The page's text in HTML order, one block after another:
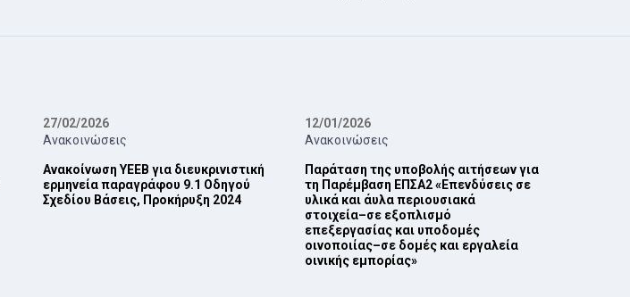
27/02/2026
Ανακοινώσεις
Ανακοίνωση ΥΕΕΒ για διευκρινιστική
ερμηνεία παραγράφου 9.1 Οδηγού
Σχεδίου Βάσεις, Προκήρυξη 2024‎
12/01/2026
Ανακοινώσεις
Παράταση της υποβολής αιτήσεων για
τη Παρέμβαση ΕΠ‎ΣΑ2 ‎«Επενδύσεις σε
υλικά και άυλα περιουσιακά
στοιχεία–σε εξοπλισμό
επεξεργασίας και ‎υποδομές
οινοποιίας–σε δομές και εργαλεία
οινικής εμπορίας»‎